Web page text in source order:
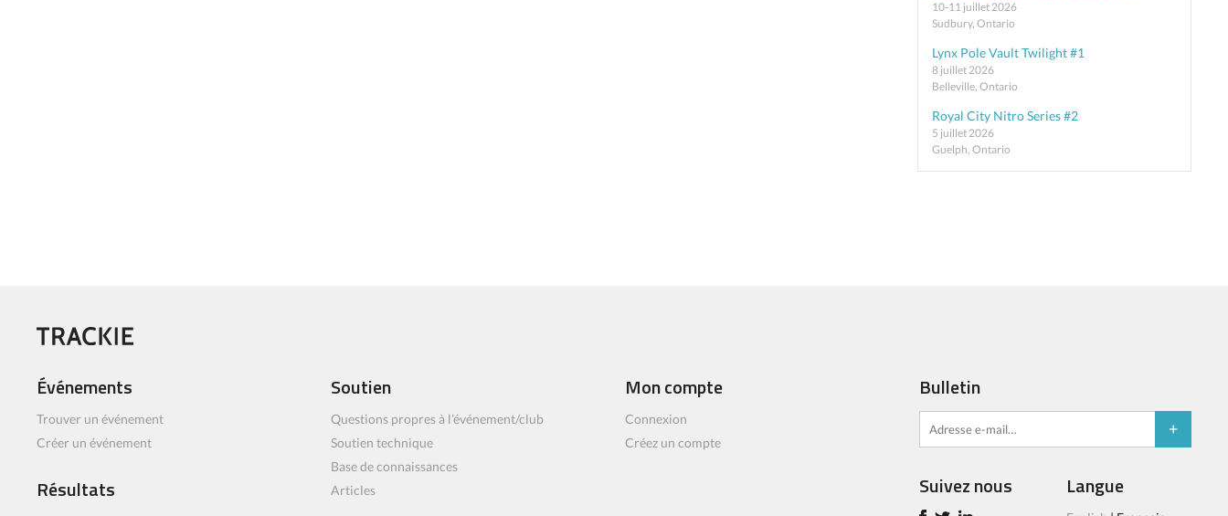
10-11 juillet 2026
Sudbury, Ontario
Lynx Pole Vault Twilight #1
8 juillet 2026
Belleville, Ontario
Royal City Nitro Series #2
5 juillet 2026
Guelph, Ontario
Événements
Trouver un événement
Créer un événement
Résultats
Soutien
Questions propres à l’événement/club
Soutien technique
Base de connaissances
Articles
Mon compte
Connexion
Créez un compte
Bulletin
Suivez nous Langue